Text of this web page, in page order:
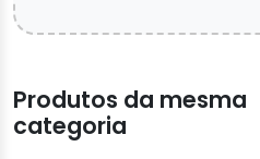
Produtos da mesma
categoria